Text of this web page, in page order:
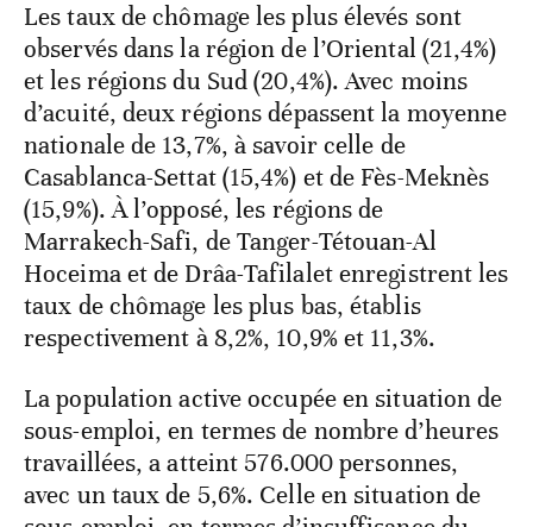
Les taux de chômage les plus élevés sont
observés dans la région de l’Oriental (21,4%)
et les régions du Sud (20,4%). Avec moins
d’acuité, deux régions dépassent la moyenne
nationale de 13,7%, à savoir celle de
Casablanca-Settat (15,4%) et de Fès-Meknès
(15,9%). À l’opposé, les régions de
Marrakech-Safi, de Tanger-Tétouan-Al
Hoceima et de Drâa-Tafilalet enregistrent les
taux de chômage les plus bas, établis
respectivement à 8,2%, 10,9% et 11,3%.
La population active occupée en situation de
sous-emploi, en termes de nombre d’heures
travaillées, a atteint 576.000 personnes,
avec un taux de 5,6%. Celle en situation de